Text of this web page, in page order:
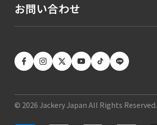
お問い合わせ
© 2026 Jackery Japan All Rights Reserved.